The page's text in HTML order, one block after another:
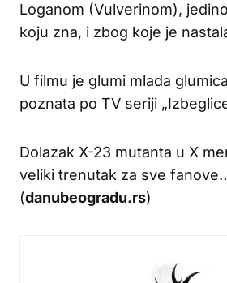
Loganom (Vulverinom),
koju zna, i zbog koje je
U filmu je glumi mlada
poznata po TV seriji
Dolazak X-23 mutanta u X
veliki trenutak za sve
(danubeogradu.rs)